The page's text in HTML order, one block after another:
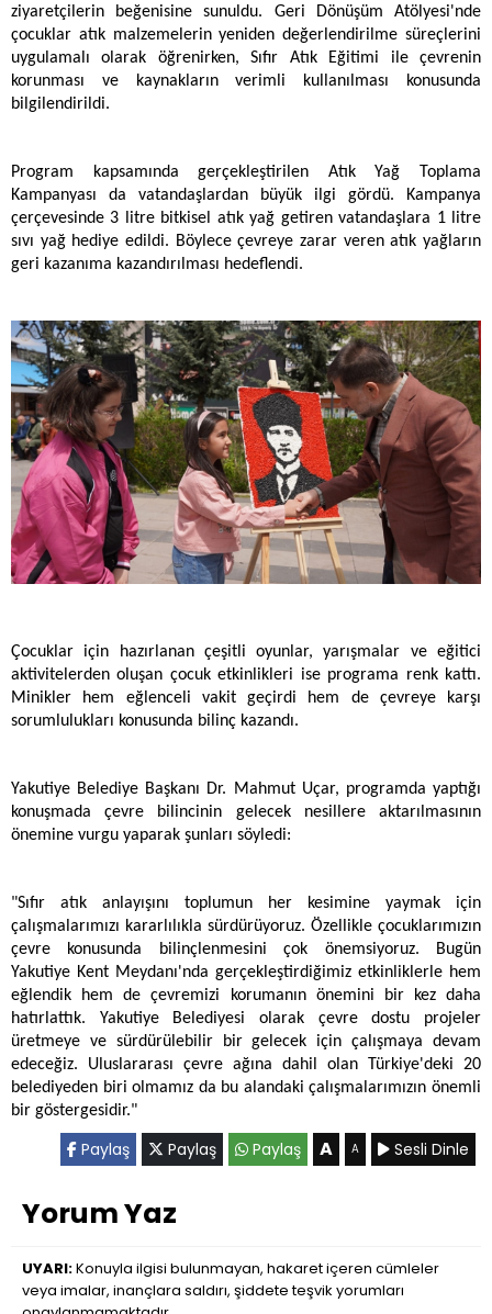
ziyaretçilerin beğenisine sunuldu. Geri Dönüşüm Atölyesi'nde
çocuklar atık malzemelerin yeniden değerlendirilme süreçlerini
uygulamalı olarak öğrenirken, Sıfır Atık Eğitimi ile çevrenin
korunması ve kaynakların verimli kullanılması konusunda
bilgilendirildi.
Program kapsamında gerçekleştirilen Atık Yağ Toplama
Kampanyası da vatandaşlardan büyük ilgi gördü. Kampanya
çerçevesinde 3 litre bitkisel atık yağ getiren vatandaşlara 1 litre
sıvı yağ hediye edildi. Böylece çevreye zarar veren atık yağların
geri kazanıma kazandırılması hedeflendi.
Çocuklar için hazırlanan çeşitli oyunlar, yarışmalar ve eğitici
aktivitelerden oluşan çocuk etkinlikleri ise programa renk kattı.
Minikler hem eğlenceli vakit geçirdi hem de çevreye karşı
sorumlulukları konusunda bilinç kazandı.
Yakutiye Belediye Başkanı Dr. Mahmut Uçar, programda yaptığı
konuşmada çevre bilincinin gelecek nesillere aktarılmasının
önemine vurgu yaparak şunları söyledi:
"Sıfır atık anlayışını toplumun her kesimine yaymak için
çalışmalarımızı kararlılıkla sürdürüyoruz. Özellikle çocuklarımızın
çevre konusunda bilinçlenmesini çok önemsiyoruz. Bugün
Yakutiye Kent Meydanı'nda gerçekleştirdiğimiz etkinliklerle hem
eğlendik hem de çevremizi korumanın önemini bir kez daha
hatırlattık. Yakutiye Belediyesi olarak çevre dostu projeler
üretmeye ve sürdürülebilir bir gelecek için çalışmaya devam
edeceğiz. Uluslararası çevre ağına dahil olan Türkiye'deki 20
belediyeden biri olmamız da bu alandaki çalışmalarımızın önemli
bir göstergesidir."
Paylaş Paylaş Paylaş A A Sesli Dinle
Yorum Yaz
UYARI:Konuyla ilgisi bulunmayan, hakaret içeren cümleler
veya imalar, inançlara saldırı, şiddete teşvik yorumları